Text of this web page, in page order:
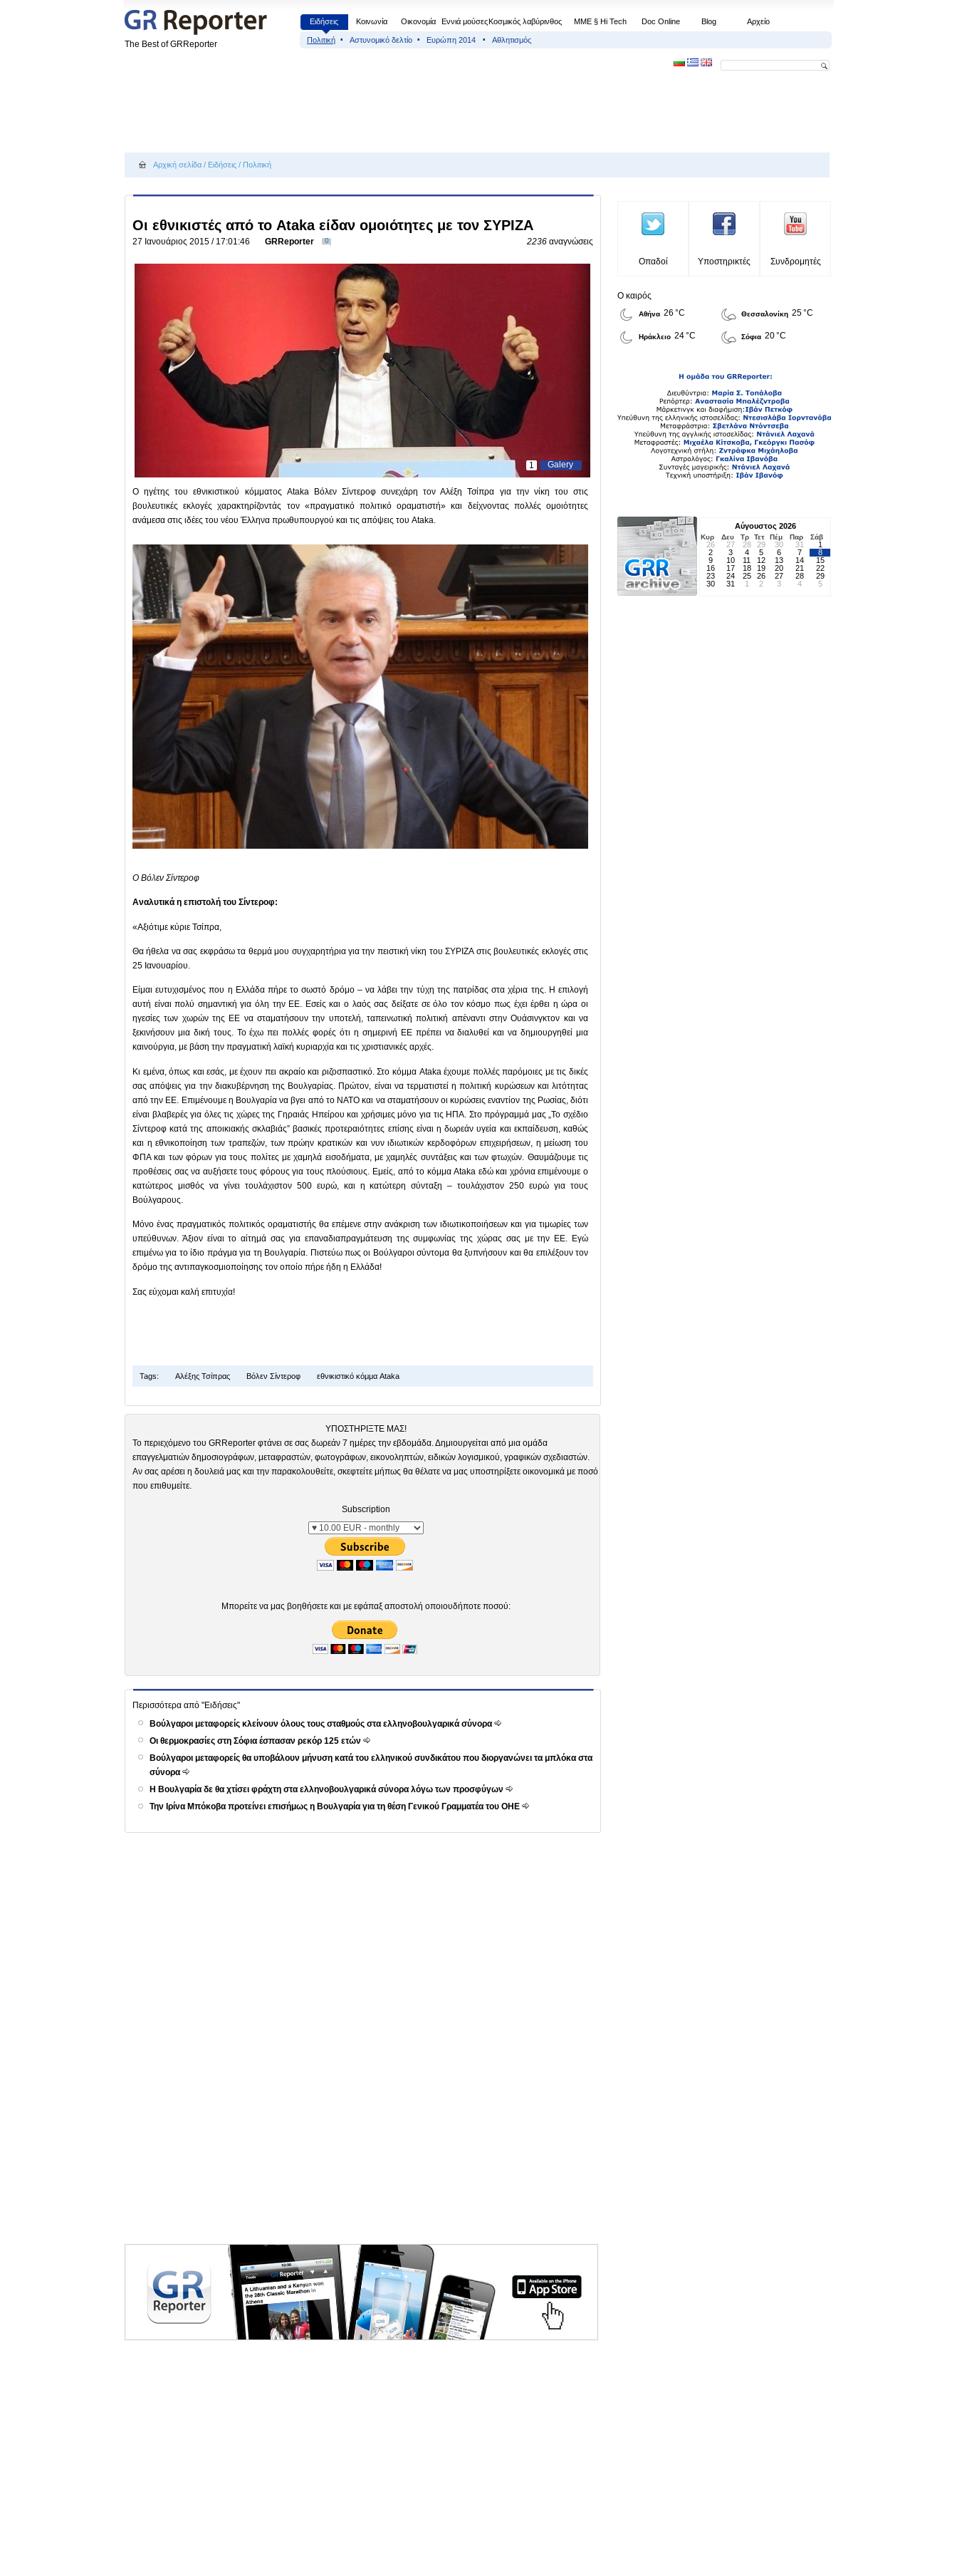
The Best of GRReporter
Ειδήσεις Κοινωνία Οικονομία Εννιά μούσεςΚοσμικός λαβύρινθος МΜΕ § Hi Tech Doc Online Blog Αρχείο
Πολιτική Αστυνομικό δελτίο Ευρώπη 2014 Αθλητισμός
Αρχική σελίδα / Ειδήσεις / Πολιτική
Οι εθνικιστές από το Ataka είδαν ομοιότητες με τον ΣΥΡΙΖΑ
27 Ιανουάριος 2015 / 17:01:46 GRReporter 0 2236 αναγνώσεις
Galery
1
Ο ηγέτης του εθνικιστικού κόμματος Ataka Βόλεν Σίντεροφ συνεχάρη τον Αλέξη Τσίπρα για την νίκη του στις
βουλευτικές εκλογές χαρακτηρίζοντάς τον «πραγματικό πολιτικό οραματιστή» και δείχνοντας πολλές ομοιότητες
ανάμεσα στις ιδέες του νέου Έλληνα πρωθυπουργού και τις απόψεις του Ataka.
Ο Βόλεν Σίντεροφ
Αναλυτικά η επιστολή του Σίντεροφ:
«Αξιότιμε κύριε Τσίπρα,
Θα ήθελα να σας εκφράσω τα θερμά μου συγχαρητήρια για την πειστική νίκη του ΣΥΡΙΖΑ στις βουλευτικές εκλογές στις
25 Ιανουαρίου.
Είμαι ευτυχισμένος που η Ελλάδα πήρε το σωστό δρόμο – να λάβει την τύχη της πατρίδας στα χέρια της. Η επιλογή
αυτή είναι πολύ σημαντική για όλη την ΕΕ. Εσείς και ο λαός σας δείξατε σε όλο τον κόσμο πως έχει έρθει η ώρα οι
ηγεσίες των χωρών της ΕΕ να σταματήσουν την υποτελή, ταπεινωτική πολιτική απέναντι στην Ουάσινγκτον και να
ξεκινήσουν μια δική τους. Το έχω πει πολλές φορές ότι η σημερινή ΕΕ πρέπει να διαλυθεί και να δημιουργηθεί μια
καινούργια, με βάση την πραγματική λαϊκή κυριαρχία και τις χριστιανικές αρχές.
Κι εμένα, όπως και εσάς, με έχουν πει ακραίο και ριζοσπαστικό. Στο κόμμα Ataka έχουμε πολλές παρόμοιες με τις δικές
σας απόψεις για την διακυβέρνηση της Βουλγαρίας. Πρώτον, είναι να τερματιστεί η πολιτική κυρώσεων και λιτότητας
από την ΕΕ. Επιμένουμε η Βουλγαρία να βγει από το ΝΑΤΟ και να σταματήσουν οι κυρώσεις εναντίον της Ρωσίας, διότι
είναι βλαβερές για όλες τις χώρες της Γηραιάς Ηπείρου και χρήσιμες μόνο για τις ΗΠΑ. Στο πρόγραμμά μας „Το σχέδιο
Σίντεροφ κατά της αποικιακής σκλαβιάς” βασικές προτεραιότητες επίσης είναι η δωρεάν υγεία και εκπαίδευση, καθώς
και η εθνικοποίηση των τραπεζών, των πρώην κρατικών και νυν ιδιωτικών κερδοφόρων επιχειρήσεων, η μείωση του
ΦΠΑ και των φόρων για τους πολίτες με χαμηλά εισοδήματα, με χαμηλές συντάξεις και των φτωχών. Θαυμάζουμε τις
προθέσεις σας να αυξήσετε τους φόρους για τους πλούσιους. Εμείς, από το κόμμα Ataka εδώ και χρόνια επιμένουμε ο
κατώτερος μισθός να γίνει τουλάχιστον 500 ευρώ, και η κατώτερη σύνταξη – τουλάχιστον 250 ευρώ για τους
Βούλγαρους.
Μόνο ένας πραγματικός πολιτικός οραματιστής θα επέμενε στην ανάκριση των ιδιωτικοποιήσεων και για τιμωρίες των
υπεύθυνων. Άξιον είναι το αίτημά σας για επαναδιαπραγμάτευση της συμφωνίας της χώρας σας με την ΕΕ. Εγώ
επιμένω για το ίδιο πράγμα για τη Βουλγαρία. Πιστεύω πως οι Βούλγαροι σύντομα θα ξυπνήσουν και θα επιλέξουν τον
δρόμο της αντιπαγκοσμιοποίησης τον οποίο πήρε ήδη η Ελλάδα!
Σας εύχομαι καλή επιτυχία!
Tags: Αλέξης Τσίπρας Βόλεν Σίντεροφ εθνικιστικό κόμμα Ataka
ΥΠΟΣΤΗΡΙΞΤΕ ΜΑΣ!
Το περιεχόμενο του GRReporter φτάνει σε σας δωρεάν 7 ημέρες την εβδομάδα. Δημιουργείται από μια ομάδα
επαγγελματιών δημοσιογράφων, μεταφραστών, φωτογράφων, εικονοληπτών, ειδικών λογισμικού, γραφικών σχεδιαστών.
Αν σας αρέσει η δουλειά μας και την παρακολουθείτε, σκεφτείτε μήπως θα θέλατε να μας υποστηρίξετε οικονομικά με ποσό
που επιθυμείτε.
Subscription
Μπορείτε να μας βοηθήσετε και με εφάπαξ αποστολή οποιουδήποτε ποσού:
Περισσότερα από "Ειδήσεις"
Βούλγαροι μεταφορείς κλείνουν όλους τους σταθμούς στα ελληνοβουλγαρικά σύνορα
Οι θερμοκρασίες στη Σόφια έσπασαν ρεκόρ 125 ετών
Βούλγαροι μεταφορείς θα υποβάλουν μήνυση κατά του ελληνικού συνδικάτου που διοργανώνει τα μπλόκα στα
σύνορα
Η Βουλγαρία δε θα χτίσει φράχτη στα ελληνοβουλγαρικά σύνορα λόγω των προσφύγων
Την Ιρίνα Μπόκοβα προτείνει επισήμως η Βουλγαρία για τη θέση Γενικού Γραμματέα του ΟΗΕ
Οπαδοί Υποστηρικτές Συνδρομητές
Ο καιρός
Αθήνα 26 °C Θεσσαλονίκη 25 °C
Ηράκλειο 24 °C Σόφια 20 °C
Αύγουστος 2026
Κυρ Δευ Τρ Τετ Πέμ Παρ Σάβ
26 27 28 29 30 31
1
2
3 4 5 6 7
8
9
10 11 12 13 14
15
16
17 18 19 20 21
22
23
24 25 26 27 28
29
30
31 1 2 3 4 5